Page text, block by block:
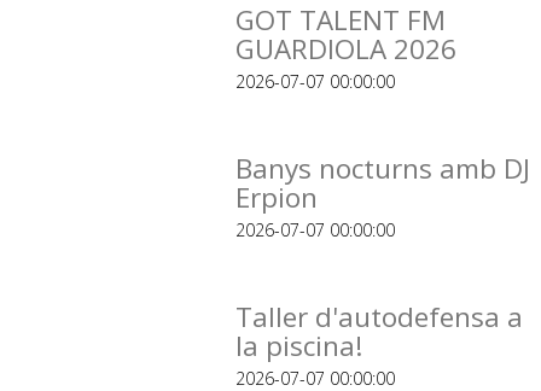
GOT TALENT FM
GUARDIOLA 2026
2026-07-07 00:00:00
Banys nocturns amb DJ
Erpion
2026-07-07 00:00:00
Taller d'autodefensa a
la piscina!
2026-07-07 00:00:00